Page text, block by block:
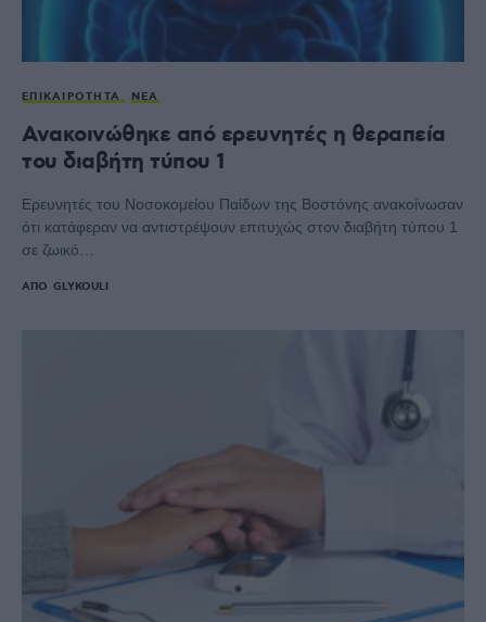
ΕΠΙΚΑΙΡΌΤΗΤΑ ΝΈΑ
Ανακοινώθηκε από ερευνητές η θεραπεία
του διαβήτη τύπου 1
Ερευνητές του Νοσοκομείου Παίδων της Βοστόνης ανακοίνωσαν
ότι κατάφεραν να αντιστρέψουν επιτυχώς στον διαβήτη τύπου 1
σε ζωικό…
ΑΠΌ GLYKOULI